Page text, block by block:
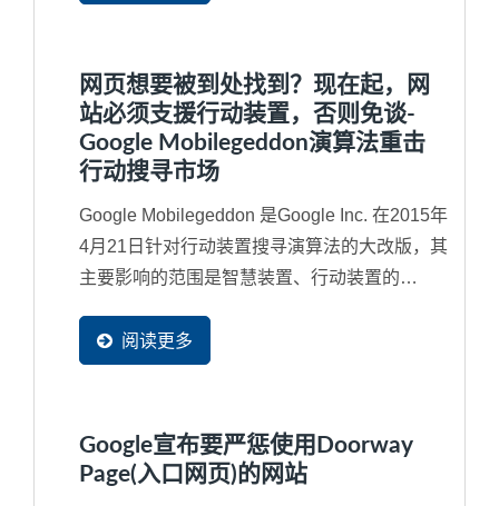
网页想要被到处找到？现在起，网
站必须支援行动装置，否则免谈-
Google Mobilegeddon演算法重击
行动搜寻市场
Google Mobilegeddon 是Google Inc. 在2015年
4月21日针对行动装置搜寻演算法的大改版，其
主要影响的范围是智慧装置、行动装置的
阅读更多
Google宣布要严惩使用Doorway
Page(入口网页)的网站